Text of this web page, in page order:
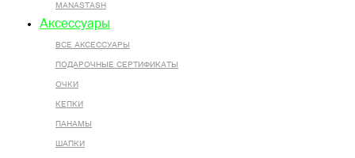
MANASTASH
Аксессуары
ВСЕ AКСЕССУАРЫ
ПОДАРОЧНЫЕ СЕРТИФИКАТЫ
ОЧКИ
КЕПКИ
ПАНАМЫ
ШАПКИ